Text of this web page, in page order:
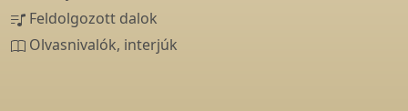
Feldolgozott dalok
Olvasnivalók, interjúk